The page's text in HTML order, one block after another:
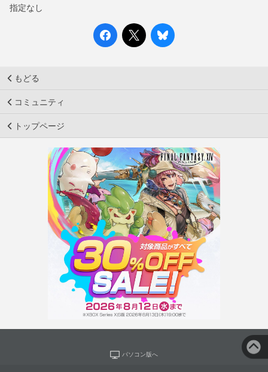
指定なし
もどる
コミュニティ
トップページ
パソコン版へ